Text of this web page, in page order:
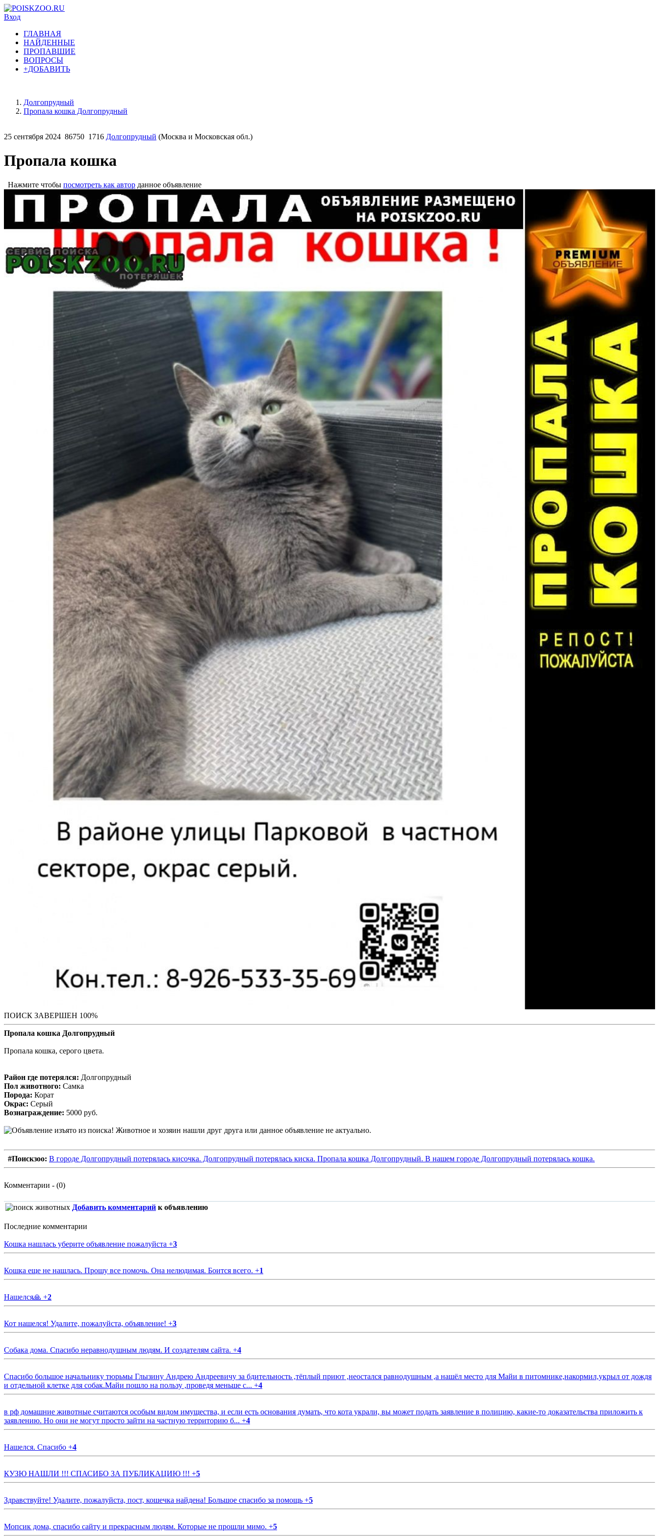
Вход
ГЛАВНАЯ
НАЙДЕННЫЕ
ПРОПАВШИЕ
ВОПРОСЫ
+ДОБАВИТЬ
Долгопрудный
Пропала кошка Долгопрудный
25 сентября 2024 86750 1716 Долгопрудный (Москва и Московская обл.)
Пропала кошка
Нажмите чтобы посмотреть как автор данное объявление
ПОИСК ЗАВЕРШЕН 100%
Пропала кошка Долгопрудный
Пропала кошка, серого цвета.
Район где потерялся: Долгопрудный
Пол животного: Самка
Порода: Корат
Окрас: Серый
Вознаграждение: 5000 руб.
#Поискзоо: В городе Долгопрудный потерялась кисочка. Долгопрудный потерялась киска. Пропала кошка Долгопрудный. В нашем городе Долгопрудный потерялась кошка.
Комментарии - (0)
Добавить комментарий к объявлению
Последние комментарии
Кошка нашлась уберите объявление пожалуйста +3
Кошка еще не нашлась. Прошу все помочь. Она нелюдимая. Боится всего. +1
Нашелся🙏 +2
Кот нашелся! Удалите, пожалуйста, объявление! +3
Собака дома. Спасибо неравнодушным людям. И создателям сайта. +4
Спасибо большое начальнику тюрьмы Глызину Андрею Андреевичу за бдительность ,тёплый приют ,неостался равнодушным ,а нашёл место для Майи в питомнике,накормил,укрыл от дождя
и отдельной клетке для собак.Майи пошло на пользу ,проведя меньше с... +4
в рф домашние животные считаются особым видом имущества, и если есть основания думать, что кота украли, вы может подать заявление в полицию, какие-то доказательства приложить к
заявлению. Но они не могут просто зайти на частную территорию б... +4
Нашелся. Спасибо +4
КУЗЮ НАШЛИ !!! СПАСИБО ЗА ПУБЛИКАЦИЮ !!! +5
Здравствуйте! Удалите, пожалуйста, пост, кошечка найдена! Большое спасибо за помощь +5
Мопсик дома, спасибо сайту и прекрасным людям. Которые не прошли мимо. +5